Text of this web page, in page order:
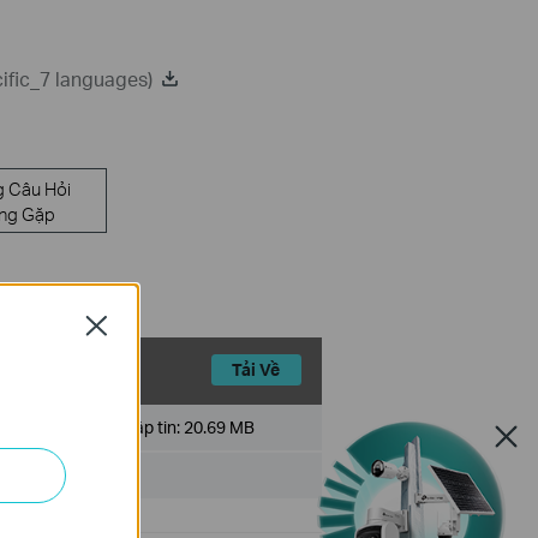
languages)
Câu Hỏi
Gặp
Tải Về
Kích cỡ tập tin: 20.69 MB
Close